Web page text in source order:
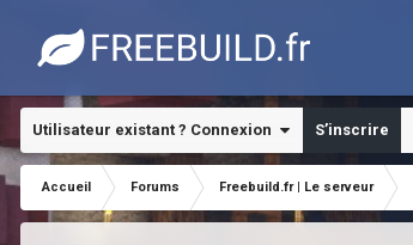
Utilisateur existant ? Connexion S’inscrire
Accueil Forums Freebuild.fr | Le serveur